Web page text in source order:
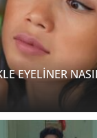
EYELİNER